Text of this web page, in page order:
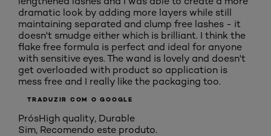
dramatic look by adding more layers while still
maintaining separated and clump free lashes - it
doesn't smudge either which is brilliant. I think the
flake free formula is perfect and ideal for anyone
with sensitive eyes. The wand is lovely and doesn't
get overloaded with product so application is
mess free and I really like the packaging too.
TRADUZIR COM O GOOGLE
PrósHigh quality, Durable
Sim, Recomendo este produto.